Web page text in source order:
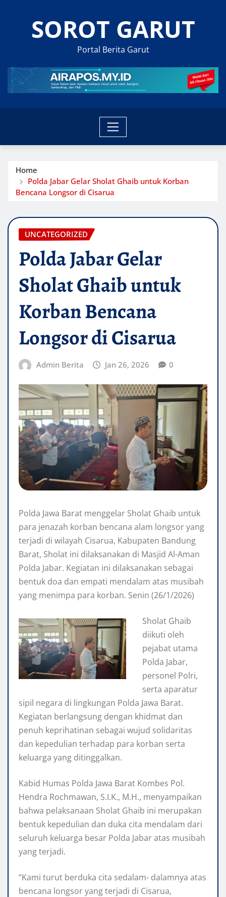
SOROT GARUT
Portal Berita Garut
Home
Polda Jabar Gelar Sholat Ghaib untuk Korban
Bencana Longsor di Cisarua
UNCATEGORIZED
Polda Jabar Gelar
Sholat Ghaib untuk
Korban Bencana
Longsor di Cisarua
Admin Berita Jan 26, 2026 0
Polda Jawa Barat menggelar Sholat Ghaib untuk
para jenazah korban bencana alam longsor yang
terjadi di wilayah Cisarua, Kabupaten Bandung
Barat, Sholat ini dilaksanakan di Masjid Al-Aman
Polda Jabar. Kegiatan ini dilaksanakan sebagai
bentuk doa dan empati mendalam atas musibah
yang menimpa para korban. Senin (26/1/2026)
Sholat Ghaib
diikuti oleh
pejabat utama
Polda Jabar,
personel Polri,
serta aparatur
sipil negara di lingkungan Polda Jawa Barat.
Kegiatan berlangsung dengan khidmat dan
penuh keprihatinan sebagai wujud solidaritas
dan kepedulian terhadap para korban serta
keluarga yang ditinggalkan.
Kabid Humas Polda Jawa Barat Kombes Pol.
Hendra Rochmawan, S.I.K., M.H., menyampaikan
bahwa pelaksanaan Sholat Ghaib ini merupakan
bentuk kepedulian dan duka cita mendalam dari
seluruh keluarga besar Polda Jabar atas musibah
yang terjadi.
“Kami turut berduka cita sedalam- dalamnya atas
bencana longsor yang terjadi di Cisarua,